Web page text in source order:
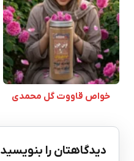
خواص قاووت گل محمدی
دیدگاهتان را بنویسید